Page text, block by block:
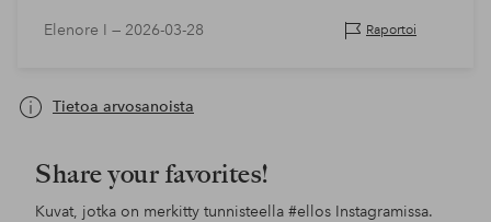
Elenore I — 2026-03-28 Raportoi
Tietoa arvosanoista
Share your favorites!
Kuvat, jotka on merkitty tunnisteella #ellos Instagramissa.